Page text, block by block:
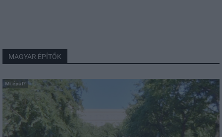
MAGYAR ÉPÍTŐK
Mi épül?